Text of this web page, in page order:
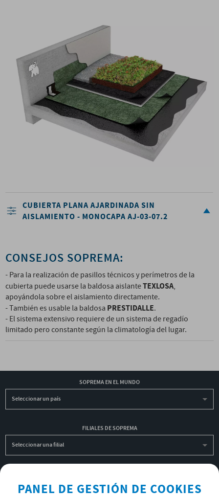
CUBIERTA PLANA AJARDINADA SIN
AISLAMIENTO - MONOCAPA AJ-03-07.2
CONSEJOS SOPREMA:
- Para la realización de pasillos técnicos y perímetros de la
cubierta puede usarse la baldosa aislanteTEXLOSA,
apoyándola sobre el aislamiento directamente.
- También es usable la baldosa PRESTIDALLE.
- El sistema extensivo requiere de un sistema de regadío
limitado pero constante según la climatología del lugar.
SOPREMA EN EL MUNDO
Seleccionar un país
FILIALES DE SOPREMA
Seleccionar una filial
OK
PANEL DE GESTIÓN DE COOKIES